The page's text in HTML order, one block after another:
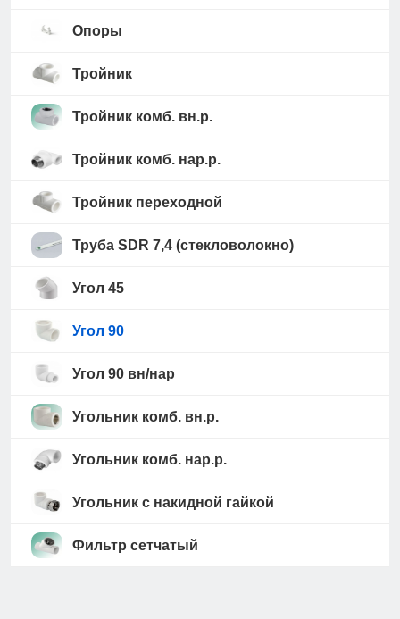
Опоры
Тройник
Тройник комб. вн.р.
Тройник комб. нар.р.
Тройник переходной
Труба SDR 7,4 (стекловолокно)
Угол 45
Угол 90
Угол 90 вн/нар
Угольник комб. вн.р.
Угольник комб. нар.р.
Угольник с накидной гайкой
Фильтр сетчатый